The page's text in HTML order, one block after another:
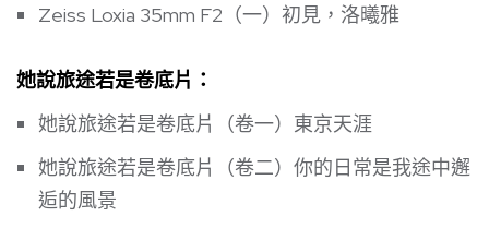
Zeiss Loxia 35mm F2（一）初見，洛曦雅
她說旅途若是卷底片：
她說旅途若是卷底片（卷一）東京天涯
她說旅途若是卷底片（卷二）你的日常是我途中邂
逅的風景